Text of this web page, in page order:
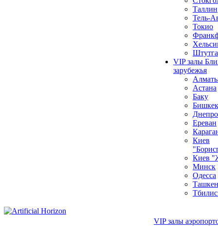
Таллин
Тель-
Токио
VIP залы
зарубежья
Астана
Баку
Бишкек
Ереван
Киев
Киев
Минск
Одесса
VIP залы